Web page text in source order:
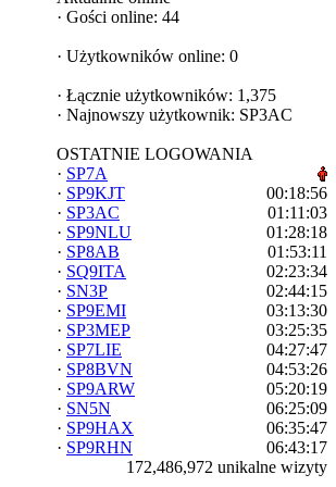
· Gości online: 44
· Użytkowników online: 0
· Łącznie użytkowników: 1,375
· Najnowszy użytkownik: SP3AC
OSTATNIE LOGOWANIA
· SP7A
· SP9KJT
00:18:56
· SP3AC
01:11:03
· SP9NLU
01:28:18
· SP8AB
01:53:11
· SQ9ITA
02:23:34
· SN3P
02:44:15
· SP9EMI
03:13:30
· SP3MEP
03:25:35
· SP7LIE
04:27:47
· SP8BVN
04:53:26
· SP9ARW
05:20:19
· SN5N
06:25:09
· SP9HAX
06:35:47
· SP9RHN
06:43:17
172,486,972 unikalne wizyty